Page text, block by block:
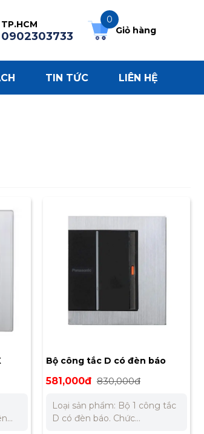
TP.HCM
0902303733
0
Giỏ hàng
TIN TỨC LIÊN HỆ
Bộ công tắc D có đèn báo
GenX chuẩn BS
581,000đ 830,000đ
Loại sản phẩm: Bộ 1 công tắc
D có đèn báo. Chức